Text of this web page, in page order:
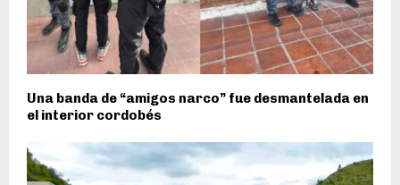
Una banda de “amigos narco” fue desmantelada en
el interior cordobés